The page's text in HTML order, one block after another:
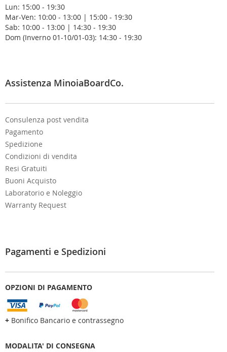
e
w
s
l
e
:
Lun: 15:00 - 19:30
Mar-Ven: 10:00 - 13:00 | 15:00 - 19:30
Sab: 10:00 - 13:00 | 14:30 - 19:30
Dom (Inverno 01-10/01-03): 14:30 - 19:30
Assistenza MinoiaBoardCo.
Consulenza post vendita
Pagamento
Spedizione
Condizioni di vendita
Resi Gratuiti
Buoni Acquisto
Laboratorio e Noleggio
Warranty Request
Pagamenti e Spedizioni
OPZIONI DI PAGAMENTO
+ Bonifico Bancario e contrassegno
MODALITA' DI CONSEGNA